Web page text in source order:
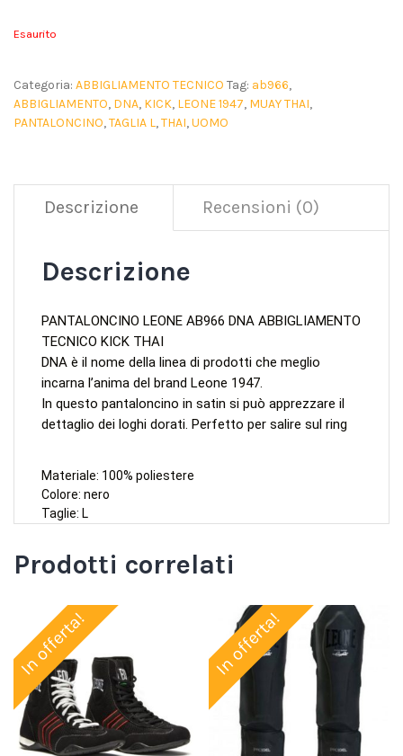
Esaurito
Categoria: ABBIGLIAMENTO TECNICO Tag: ab966,
ABBIGLIAMENTO, DNA, KICK, LEONE 1947, MUAY THAI,
PANTALONCINO,TAGLIA L,THAI,UOMO
Descrizione Recensioni (0)
Descrizione
PANTALONCINO LEONE AB966 DNA ABBIGLIAMENTO
TECNICO KICK THAI
DNA è il nome della linea di prodotti che meglio
incarna l’anima del brand Leone 1947.
In questo pantaloncino in satin si può apprezzare il
dettaglio dei loghi dorati. Perfetto per salire sul ring
Materiale: 100% poliestere
Colore: nero
Taglie: L
Prodotti correlati
In offerta! In offerta!